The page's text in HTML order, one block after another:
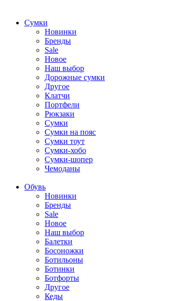
Cумки
Новинки
Бренды
Sale
Новое
Наш выбор
Дорожные сумки
Другое
Клатчи
Портфели
Рюкзаки
Сумки
Сумки на пояс
Сумки тоут
Сумки-хобо
Сумки-шопер
Чемоданы
Обувь
Новинки
Бренды
Sale
Новое
Наш выбор
Балетки
Босоножки
Ботильоны
Ботинки
Ботфорты
Другое
Кеды